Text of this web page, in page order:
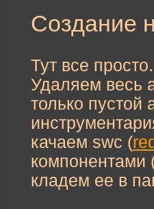
Создание
Тут все
Удаляем весь
только пустой
качаем swc (
компонентами
кладем ее в